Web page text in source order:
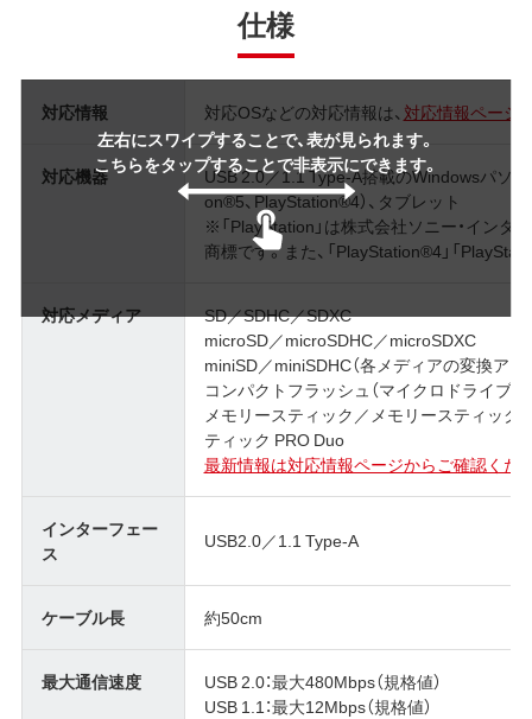
仕様
左右にスワイプすることで、表が見られます。
こちらをタップすることで非表示にできます。
対応情報 対応OSなどの対応情報は、 対応情報ページ
対応機器
USB 2.0／1.1 Type-A搭載のWindowsパソ
on®5、PlayStation®4）、タブレット
※「PlayStation」は株式会社ソニー・イン
商標です。また、「PlayStation®4」「
対応メディア
SD／SDHC／SDXC
microSD／microSDHC／microSDXC
miniSD／miniSDHC（各メディアの変換アダ
コンパクトフラッシュ（マイクロドライブは
メモリースティック／メモリースティッ
ティック PRO Duo
最新情報は対応情報ページからご確認くだ
インターフェー
ス
USB2.0／1.1 Type-A
ケーブル長 約50cm
最大通信速度
USB 2.0：最大480Mbps（規格値）
USB 1.1：最大12Mbps（規格値）